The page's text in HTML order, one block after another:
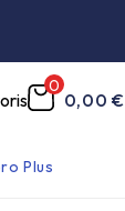
0
0,00 €
Plus